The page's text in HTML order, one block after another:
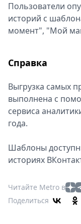
Пользователи
историй с
момент", "Мой
Справка
Выгрузка самых
выполнена с
сервиса
года.
Шаблоны
историях
Читайте Metro в
Поделиться